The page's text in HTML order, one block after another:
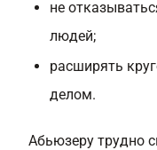
не
людей;
расширять
делом.
Абьюзеру трудно